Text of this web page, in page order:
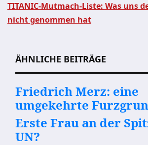
Beitragsnavigation
TITANIC-Mutmach-Liste: Was uns
nicht genommen hat
ÄHNLICHE BEITRÄGE
Friedrich Merz: eine
umgekehrte
Erste Frau an der
UN?